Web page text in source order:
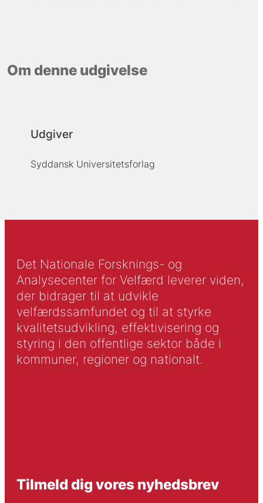
Om denne udgivelse
Udgiver
Syddansk Universitetsforlag
Det Nationale Forsknings- og
Analysecenter for Velfærd leverer viden,
der bidrager til at udvikle
velfærdssamfundet og til at styrke
kvalitetsudvikling, effektivisering og
styring i den offentlige sektor både i
kommuner, regioner og nationalt.
Tilmeld dig vores nyhedsbrev